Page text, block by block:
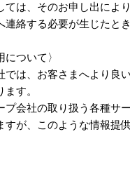
ては、そのお申し出によ
連絡する必要が生じたと
ついて〉
では、お客さまへより
す。
プ会社の取り扱う各種
すが、このような情報